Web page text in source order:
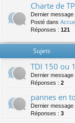
Charte de
Dernier message
Posté dans
Réponses : 121
Sujets
TDI 150 ou
Dernier message
Réponses : 2
pannes en
Dernier message
Réponses : 3